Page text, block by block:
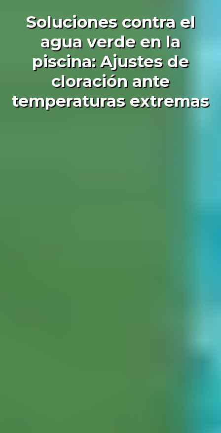
Soluciones contra el
agua verde en la
piscina: Ajustes de
cloración ante
temperaturas extremas